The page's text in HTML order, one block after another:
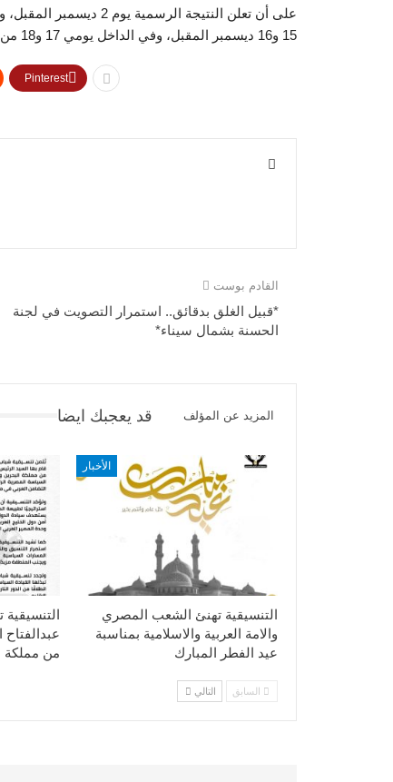
على أن تعلن النتيجة
15 و16 ديسمبر المقبل، وفي الداخل يومي 17 و18 من الشهر ذاته، على أن تعلن نتيجة جولة الإعادة يوم 25 ديسمبر المقبل.
Pinterest
القادم بوست
*قبيل الغلق بدقائق.. استمرار التصويت في لجنة
الحسنة بشمال سيناء*
قد يعجبك ايضا المزيد عن المؤلف
التنسيقية
من مملكة
الأخبار
التنسيقية تهنئ الشعب المصري
والامة العربية والاسلامية بمناسبة
عيد الفطر المبارك
السابق التالي